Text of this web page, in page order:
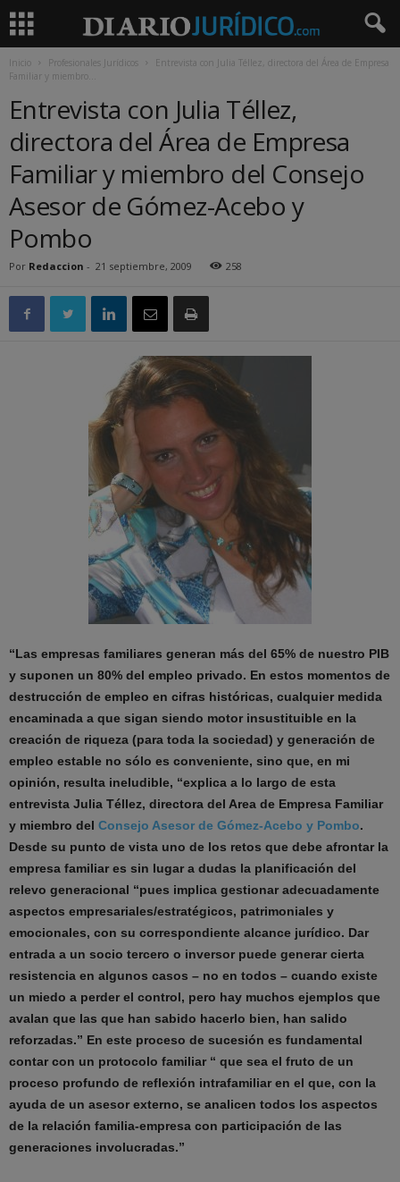
Inicio Profesionales Jurídicos
Entrevista con Julia Téllez, directora del Área de Empresa
Familiar y miembro...
Entrevista con Julia Téllez,
directora del Área de Empresa
Familiar y miembro del Consejo
Asesor de Gómez-Acebo y
Pombo
Por Redaccion - 21 septiembre, 2009 258
“Las empresas familiares generan más del 65% de nuestro PIB
y suponen un 80% del empleo privado. En estos momentos de
destrucción de empleo en cifras históricas, cualquier medida
encaminada a que sigan siendo motor insustituible en la
creación de riqueza (para toda la sociedad) y generación de
empleo estable no sólo es conveniente, sino que, en mi
opinión, resulta ineludible, “explica a lo largo de esta
entrevista Julia Téllez, directora del Area de Empresa Familiar
y miembro del Consejo Asesor de Gómez-Acebo y Pombo.
Desde su punto de vista uno de los retos que debe afrontar la
empresa familiar es sin lugar a dudas la planificación del
relevo generacional “pues implica gestionar adecuadamente
aspectos empresariales/estratégicos, patrimoniales y
emocionales, con su correspondiente alcance jurídico. Dar
entrada a un socio tercero o inversor puede generar cierta
resistencia en algunos casos – no en todos – cuando existe
un miedo a perder el control, pero hay muchos ejemplos que
avalan que las que han sabido hacerlo bien, han salido
reforzadas.” En este proceso de sucesión es fundamental
contar con un protocolo familiar “ que sea el fruto de un
proceso profundo de reflexión intrafamiliar en el que, con la
ayuda de un asesor externo, se analicen todos los aspectos
de la relación familia-empresa con participación de las
generaciones involucradas.”